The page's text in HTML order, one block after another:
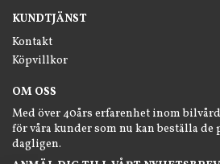
KUNDTJÄNST
Kontakt
Köpvillkor
OM OSS
Med över 40års erfarenhet inom
för våra kunder som nu kan beställa
dagligen.